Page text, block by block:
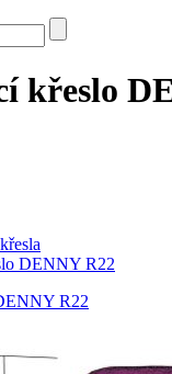
křeslo
DENNY R22